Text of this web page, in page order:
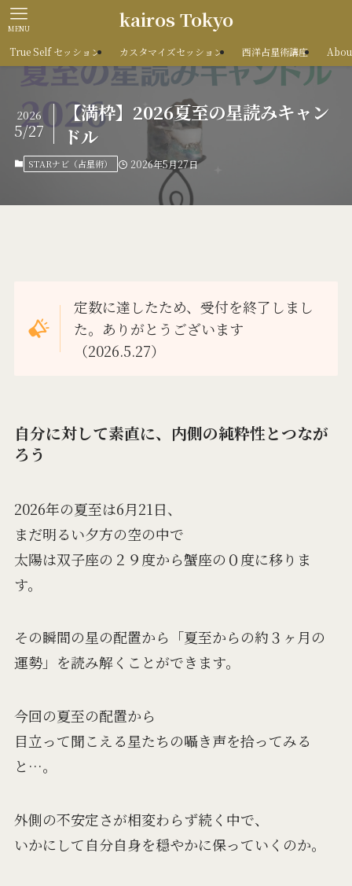
kairos Tokyo
MENU
True Self セッション カスタマイズセッション 西洋占星術講座
【満枠】2026夏至の星読みキャン
ドル
2026
5/27
STARナビ（占星術） 2026年5月27日
定数に達したため、受付を終了しまし
た。ありがとうございます
（2026.5.27）
自分に対して素直に、内側の純粋性とつなが
ろう
2026年の夏至は6月21日、
まだ明るい夕方の空の中で
太陽は双子座の２９度から蟹座の０度に移りま
す。
その瞬間の星の配置から「夏至からの約３ヶ月の
運勢」を読み解くことができます。
今回の夏至の配置から
目立って聞こえる星たちの囁き声を拾ってみる
と…。
外側の不安定さが相変わらず続く中で、
いかにして自分自身を穏やかに保っていくのか。